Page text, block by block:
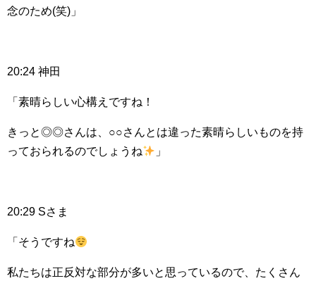
念のため(笑)」
20:24 神田
「素晴らしい心構えですね！
きっと◎◎さんは、○○さんとは違った素晴らしいものを持
っておられるのでしょうね
」
20:29 Sさま
「そうですね
私たちは正反対な部分が多いと思っているので、たくさん